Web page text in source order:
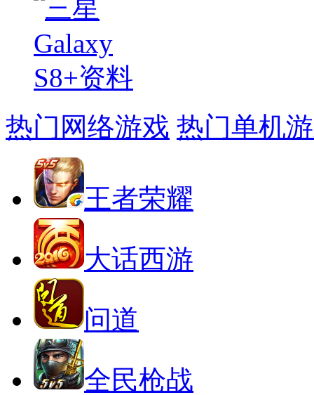
热门网络游戏 热门单机
王者荣耀
大话西游
问道
全民枪战